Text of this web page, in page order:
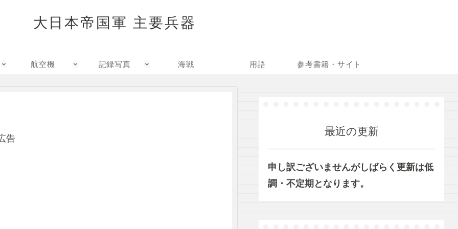
大日本帝国軍 主要兵器
航空機 記録写真 海戦 用語 参考書籍・サイト
告
最近の更新
申し訳ございませんがしばらく更新は低
調・不定期となります。